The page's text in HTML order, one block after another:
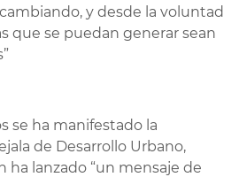
y desde la voluntad
que se puedan generar sean
se ha manifestado la
de Desarrollo Urbano,
ha lanzado “un mensaje de